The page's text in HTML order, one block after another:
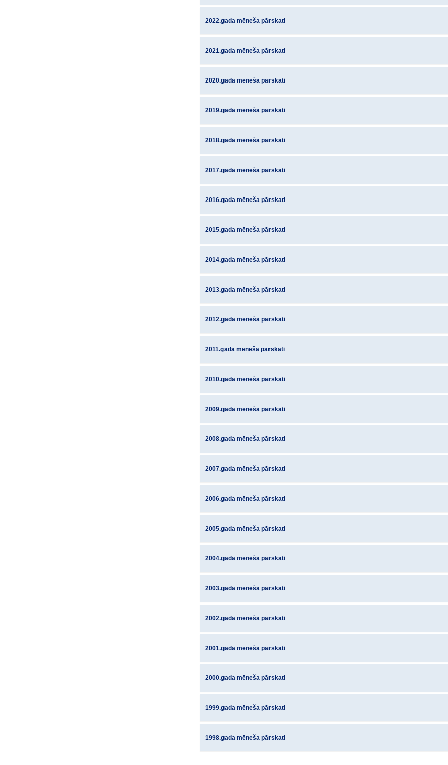
2022.gada mēneša pārskati
2021.gada mēneša pārskati
2020.gada mēneša pārskati
2019.gada mēneša pārskati
2018.gada mēneša pārskati
2017.gada mēneša pārskati
2016.gada mēneša pārskati
2015.gada mēneša pārskati
2014.gada mēneša pārskati
2013.gada mēneša pārskati
2012.gada mēneša pārskati
2011.gada mēneša pārskati
2010.gada mēneša pārskati
2009.gada mēneša pārskati
2008.gada mēneša pārskati
2007.gada mēneša pārskati
2006.gada mēneša pārskati
2005.gada mēneša pārskati
2004.gada mēneša pārskati
2003.gada mēneša pārskati
2002.gada mēneša pārskati
2001.gada mēneša pārskati
2000.gada mēneša pārskati
1999.gada mēneša pārskati
1998.gada mēneša pārskati